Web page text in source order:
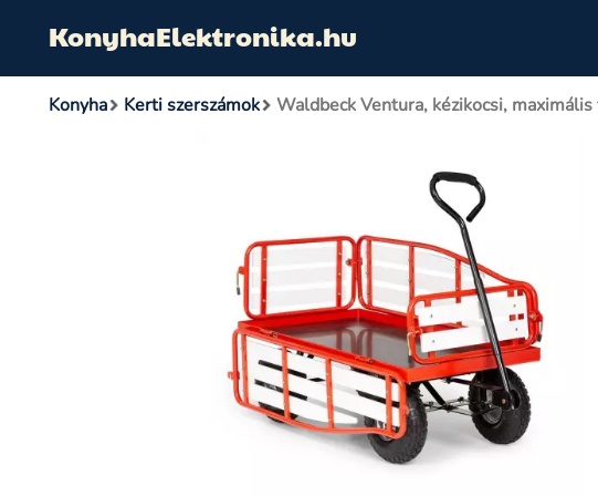
KonyhaElektronika.hu
Konyha Kerti szerszámok Waldbeck Ventura, kézikocsi,